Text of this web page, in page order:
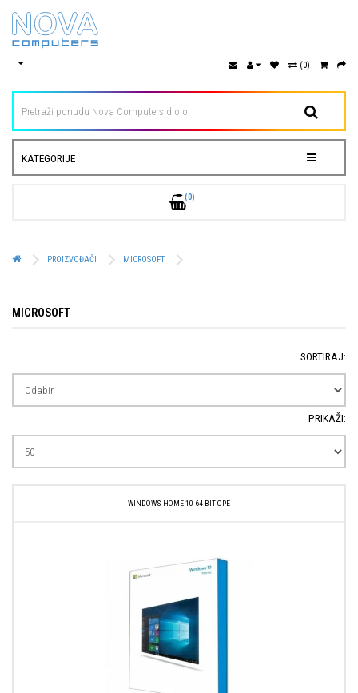
(0)
KATEGORIJE
(0)
PROIZVOĐAČI MICROSOFT
MICROSOFT
SORTIRAJ:
PRIKAŽI:
WINDOWS HOME 10 64-BIT OPE